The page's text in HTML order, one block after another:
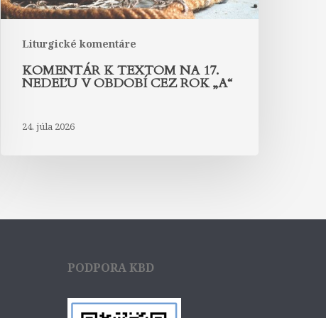
Liturgické komentáre
rok
KOMENTÁR K TEXTOM NA 17.
NEDEĽU V OBDOBÍ CEZ ROK „A“
24. júla 2026
PODPORA KBD